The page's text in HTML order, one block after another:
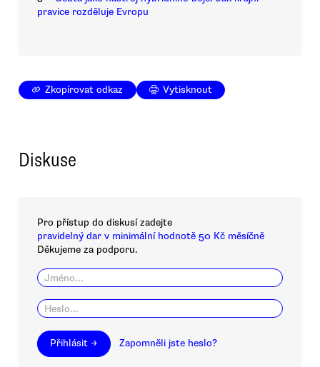
pravice rozděluje Evropu
Zkopírovat odkaz Vytisknout
Diskuse
Pro přístup do diskusí zadejte
pravidelný dar v minimální hodnotě 50 Kč měsíčně
Děkujeme za podporu.
Přihlásit → Zapomněli jste heslo?